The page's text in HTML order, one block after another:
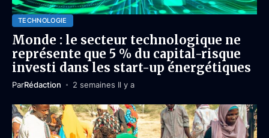
TECHNOLOGIE
Monde : le secteur technologique ne
représente que 5 % du capital-risque
investi dans les start-up énergétiques
ParRédaction 2 semaines Il y a